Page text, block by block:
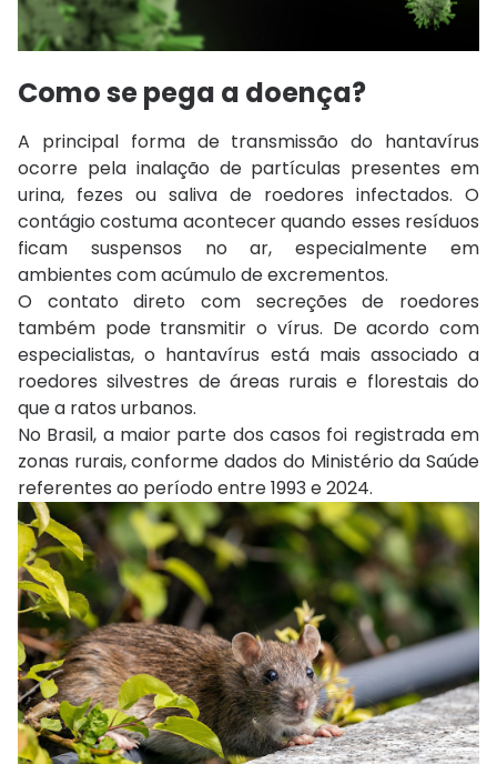
Como se pega a doença?
A principal forma de transmissão do hantavírus
ocorre pela inalação de partículas presentes em
urina, fezes ou saliva de roedores infectados. O
contágio costuma acontecer quando esses resíduos
ficam suspensos no ar, especialmente em
ambientes com acúmulo de excrementos.
O contato direto com secreções de roedores
também pode transmitir o vírus. De acordo com
especialistas, o hantavírus está mais associado a
roedores silvestres de áreas rurais e florestais do
que a ratos urbanos.
No Brasil, a maior parte dos casos foi registrada em
zonas rurais, conforme dados do Ministério da Saúde
referentes ao período entre 1993 e 2024.